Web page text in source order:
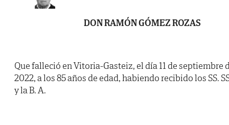
DON RAMÓN GÓMEZ ROZAS
Que falleció en Vitoria-Gasteiz, el día 11 de septiembre
2022, a los 85 años de edad, habiendo recibido los SS.
y la B. A.